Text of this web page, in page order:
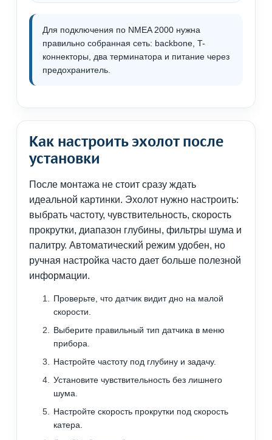
Для подключения по NMEA 2000 нужна
правильно собранная сеть: backbone, T-
коннекторы, два терминатора и питание через
предохранитель.
Как настроить эхолот после
установки
После монтажа не стоит сразу ждать
идеальной картинки. Эхолот нужно настроить:
выбрать частоту, чувствительность, скорость
прокрутки, диапазон глубины, фильтры шума и
палитру. Автоматический режим удобен, но
ручная настройка часто дает больше полезной
информации.
Проверьте, что датчик видит дно на малой
скорости.
Выберите правильный тип датчика в меню
прибора.
Настройте частоту под глубину и задачу.
Установите чувствительность без лишнего
шума.
Настройте скорость прокрутки под скорость
катера.